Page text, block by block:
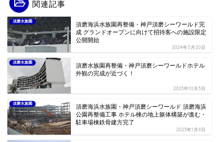
関連記事
須磨水族園
須磨海浜水族園再整備・神戸須磨シーワールド完
成 グランドオープンに向けて招待客への施設限定
公開開始
2024年5月20日
須磨水族園
須磨水族園再整備・神戸須磨シーワールドホテル
外観の完成が近づく！
2023年10月3日
須磨水族園
須磨海浜水族園・神戸須磨シーワールド 須磨海浜
公園再整備工事 ホテル棟の地上躯体構築が進む・
駐車場棟鉄骨建方完了
2023年1月9日